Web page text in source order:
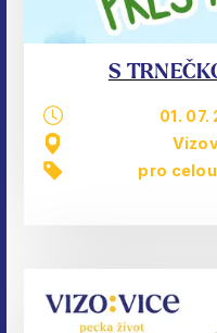
S
01. 07.
pro